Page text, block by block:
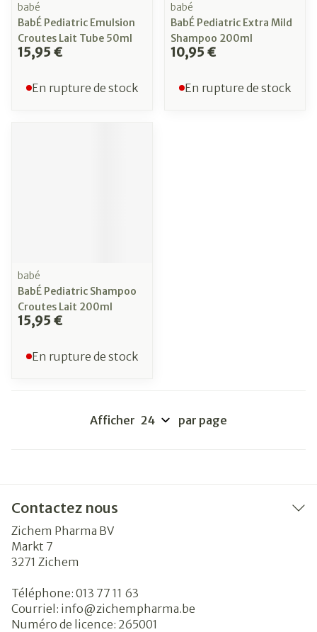
babé
BabÉ Pediatric Emulsion
Croutes Lait Tube 50ml
15,95 €
En rupture de stock
babé
BabÉ Pediatric Extra Mild
Shampoo 200ml
10,95 €
En rupture de stock
babé
BabÉ Pediatric Shampoo
Croutes Lait 200ml
15,95 €
En rupture de stock
Afficher par page
Contactez nous
Zichem Pharma BV
Markt 7
3271 Zichem
Téléphone: 013 77 11 63
Courriel: info@zichempharma.be
Numéro de licence: 265001